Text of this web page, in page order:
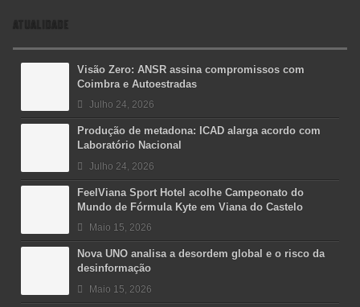
ATUALIDADE
Visão Zero: ANSR assina compromissos com
Coimbra e Autoestradas
Julho 24, 2026
Produção de metadona: ICAD alarga acordo com
Laboratório Nacional
Julho 24, 2026
FeelViana Sport Hotel acolhe Campeonato do
Mundo de Fórmula Kyte em Viana do Castelo
Maio 15, 2026
Nova UNO analisa a desordem global e o risco da
desinformação
Maio 15, 2026